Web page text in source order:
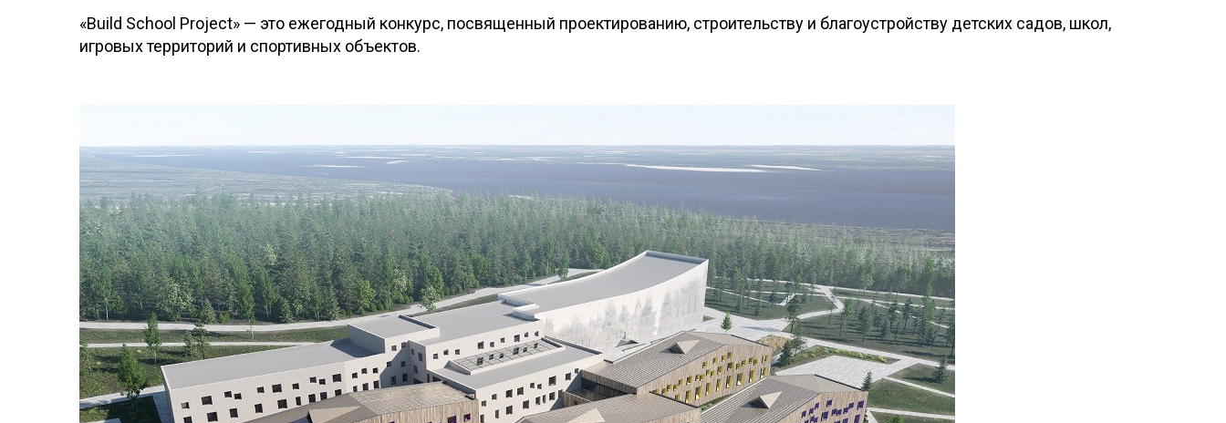
«Build School Project» — это ежегодный конкурс, посвященный проектированию, строительству и благоустройству детских садов, школ,
игровых территорий и спортивных объектов.